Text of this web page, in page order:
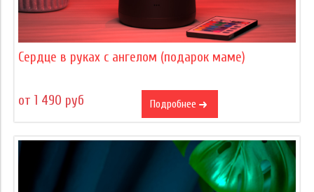
Сердце в руках с ангелом (подарок маме)
от 1 490 руб Подробнее